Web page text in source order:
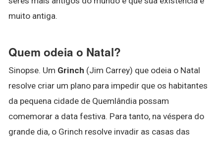
muito antiga.
Quem odeia o Natal?
Sinopse. Um Grinch (Jim Carrey) que odeia o Natal
resolve criar um plano para impedir que os habitantes
da pequena cidade de Quemlândia possam
comemorar a data festiva. Para tanto, na véspera do
grande dia, o Grinch resolve invadir as casas das